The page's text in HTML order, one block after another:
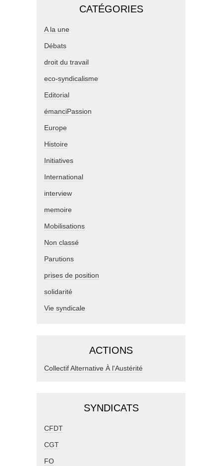
CATÉGORIES
A la une
Débats
droit du travail
eco-syndicalisme
Editorial
émanciPassion
Europe
Histoire
Initiatives
International
interview
memoire
Mobilisations
Non classé
Parutions
prises de position
solidarité
Vie syndicale
ACTIONS
Collectif Alternative À l'Austérité
SYNDICATS
CFDT
CGT
FO